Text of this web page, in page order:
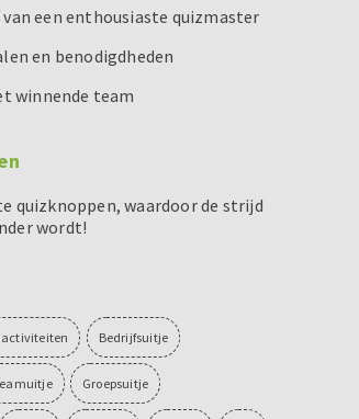
een enthousiaste quizmaster
en benodigdheden
winnende team
quizknoppen, waardoor de strijd
wordt!
activiteiten Bedrijfsuitje
Groepsuitje